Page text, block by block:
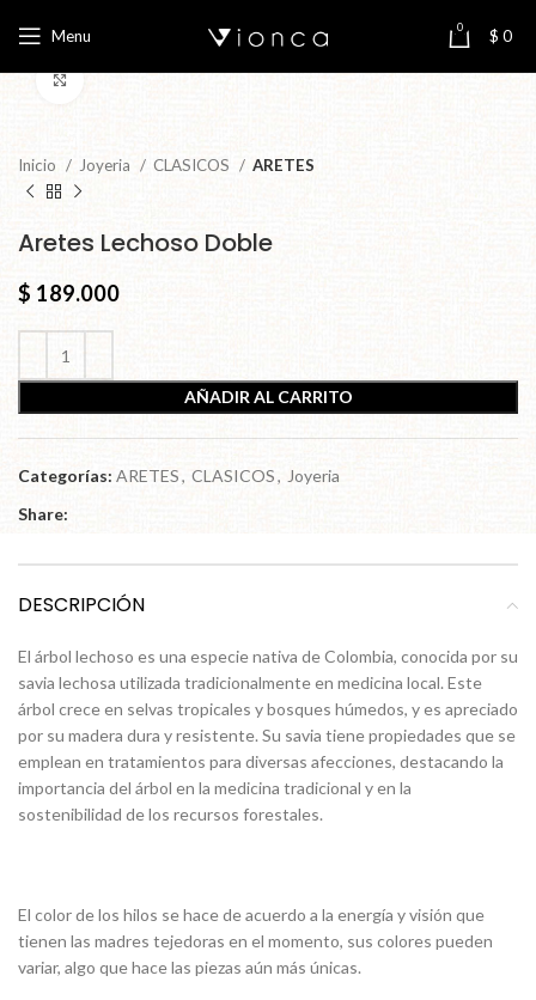
Menu 0 $ 0
Inicio Joyeria CLASICOS ARETES
Aretes Lechoso Doble
$ 189.000
AÑADIR AL CARRITO
Categorías: ARETES, CLASICOS, Joyeria
Share:
DESCRIPCIÓN
El árbol lechoso es una especie nativa de Colombia, conocida por su
savia lechosa utilizada tradicionalmente en medicina local. Este
árbol crece en selvas tropicales y bosques húmedos, y es apreciado
por su madera dura y resistente. Su savia tiene propiedades que se
emplean en tratamientos para diversas afecciones, destacando la
importancia del árbol en la medicina tradicional y en la
sostenibilidad de los recursos forestales.
El color de los hilos se hace de acuerdo a la energía y visión que
tienen las madres tejedoras en el momento, sus colores pueden
variar, algo que hace las piezas aún más únicas.